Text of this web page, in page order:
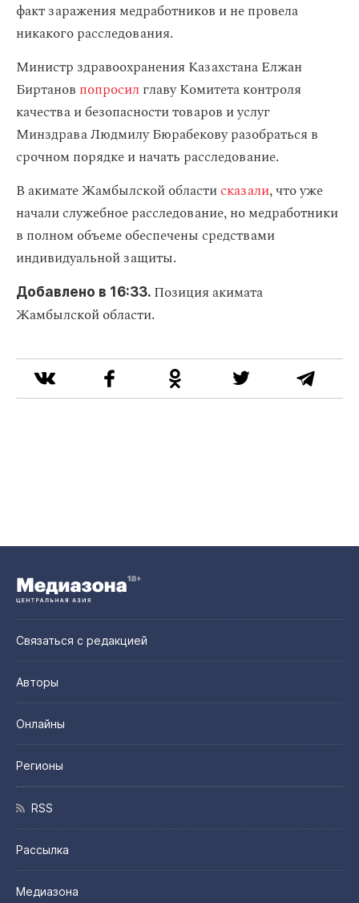
факт заражения медработников и не провела
никакого расследования.
Министр здравоохранения Казахстана Елжан
Биртанов попросил главу Комитета контроля
качества и безопасности товаров и услуг
Минздрава Людмилу Бюрабекову разобраться в
срочном порядке и начать расследование.
В акимате Жамбылской областисказали, что уже
начали служебное расследование, но медработники
в полном объеме обеспечены средствами
индивидуальной защиты.
Добавлено в 16:33. Позиция акимата
Жамбылской области.
Связаться с редакцией
Авторы
Онлайны
Регионы
RSS
Рассылка
Медиазона